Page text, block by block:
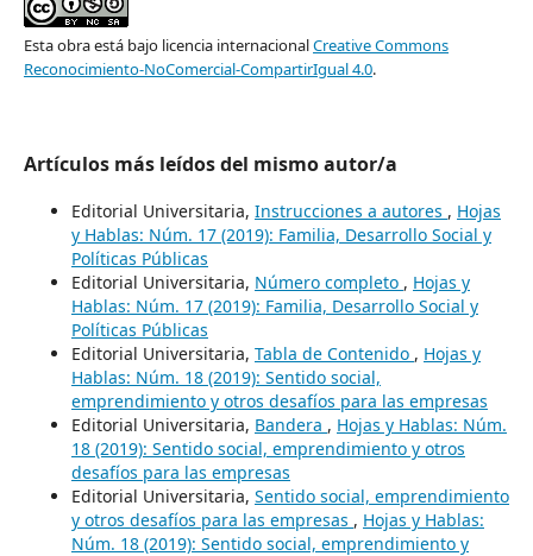
Esta obra está bajo licencia internacionalCreative Commons
Reconocimiento-NoComercial-CompartirIgual 4.0.
Artículos más leídos del mismo autor/a
Editorial Universitaria, Instrucciones a autores , Hojas
y Hablas: Núm. 17 (2019): Familia, Desarrollo Social y
Políticas Públicas
Editorial Universitaria, Número completo , Hojas y
Hablas: Núm. 17 (2019): Familia, Desarrollo Social y
Políticas Públicas
Editorial Universitaria, Tabla de Contenido , Hojas y
Hablas: Núm. 18 (2019): Sentido social,
emprendimiento y otros desafíos para las empresas
Editorial Universitaria, Bandera , Hojas y Hablas: Núm.
18 (2019): Sentido social, emprendimiento y otros
desafíos para las empresas
Editorial Universitaria, Sentido social, emprendimiento
y otros desafíos para las empresas , Hojas y Hablas:
Núm. 18 (2019): Sentido social, emprendimiento y